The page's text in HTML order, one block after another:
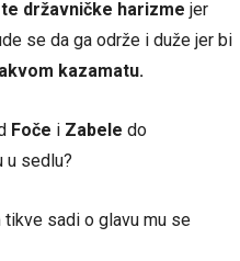
državničke harizme jer
se da ga održe i duže jer bi
kazamatu.
Foče i Zabele do
u sedlu?
tikve sadi o glavu mu se